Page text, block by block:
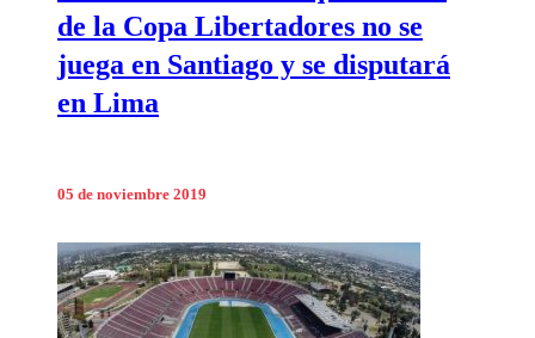
de la Copa Libertadores no se
juega en Santiago y se disputará
en Lima
05 de noviembre 2019